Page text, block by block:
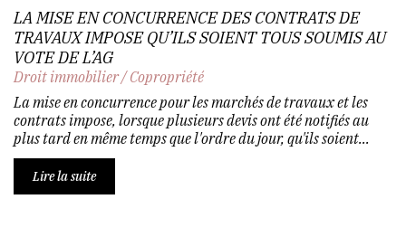
LA MISE EN CONCURRENCE DES CONTRATS DE
TRAVAUX IMPOSE QU’ILS SOIENT TOUS SOUMIS AU
VOTE DE L’AG
Droit immobilier/Copropriété
La mise en concurrence pour les marchés de travaux et les
contrats impose, lorsque plusieurs devis ont été notifiés au
plus tard en même temps que l'ordre du jour, qu'ils soient...
Lire la suite